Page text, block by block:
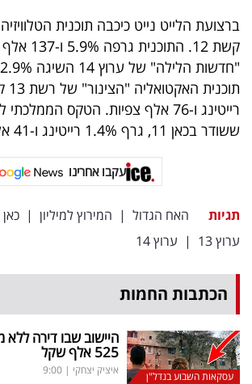
באייס
עקבו
אחרינו:
ברצועת הלייט נייט כיכבה תוכנית
קשת 12.
רייטינג ו-76 אלף צפיות. הטקס
ששודר בכאן 11, גרף 1.4% רייטינג ו-41 אלף צפיות.
עקבו אחרינו
תגיות האח הגדול | המירוץ למיליון | כאן 11
ערוץ 13
| ערוץ 14
הכתבות החמות
עסקאות השבוע בנדל"ן
היישוב שבו דירה
525 אלף שקל
איציק יצחקי |
9:00